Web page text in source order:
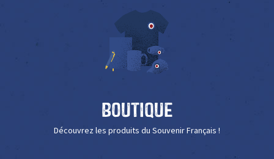
Boutique
Découvrez les produits du Souvenir Français !